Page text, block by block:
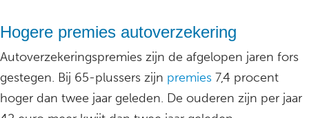
Hogere premies autoverzekering
Autoverzekeringspremies zijn de afgelopen jaren fors
gestegen. Bij 65-plussers zijn premies 7,4 procent
hoger dan twee jaar geleden. De ouderen zijn per jaar